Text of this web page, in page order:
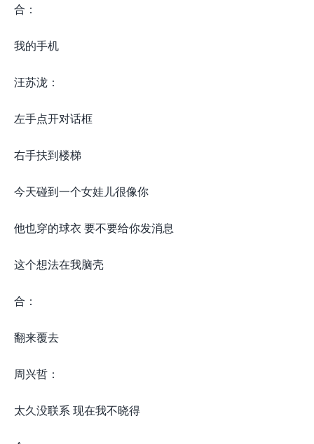
合：
我的手机
汪苏泷：
左手点开对话框
右手扶到楼梯
今天碰到一个女娃儿很像你
他也穿的球衣 要不要给你发消息
这个想法在我脑壳
合：
翻来覆去
周兴哲：
太久没联系 现在我不晓得